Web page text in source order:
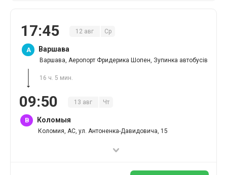
17:45 12 авг Ср
A Варшава
Варшава, Аеропорт Фридерика Шопен, Зупинка автобусів
16 ч. 5 мин.
09:50 13 авг Чт
B Коломыя
Коломия, АС, ул. Антоненка-Давидовича, 15